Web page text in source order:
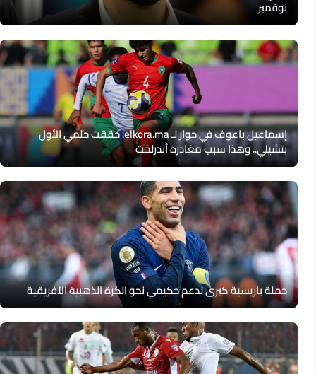
نوفمبر
إسماعيل باعوف في حوار لـ elkora.ma: حققت حلمي الأول
بتشيلي.. وهذا سبب مغادرة أندرلخت
حملة باريسية كبرى لدعم حكيمي نحو الكرة الذهبية الأفريقية